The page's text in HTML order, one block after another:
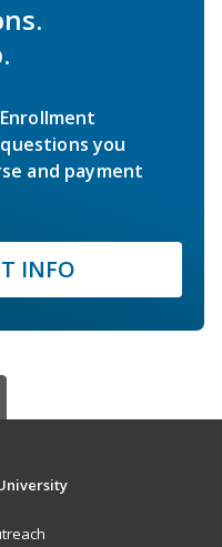
you
and payment
INFO